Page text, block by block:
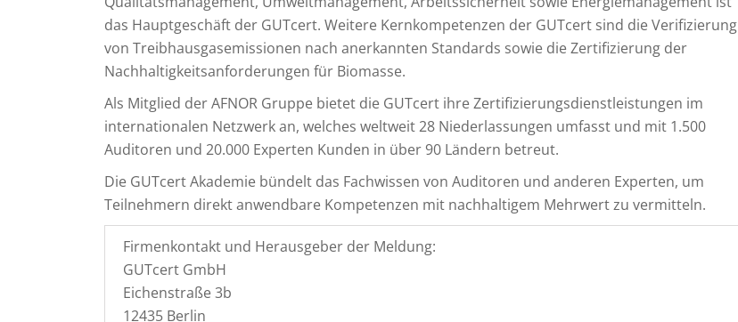
das Hauptgeschäft der GUTcert. Weitere Kernkompetenzen der GUTcert sind die Verifizierung
von Treibhausgasemissionen nach anerkannten Standards sowie die Zertifizierung der
Nachhaltigkeitsanforderungen für Biomasse.
Als Mitglied der AFNOR Gruppe bietet die GUTcert ihre Zertifizierungsdienstleistungen im
internationalen Netzwerk an, welches weltweit 28 Niederlassungen umfasst und mit 1.500
Auditoren und 20.000 Experten Kunden in über 90 Ländern betreut.
Die GUTcert Akademie bündelt das Fachwissen von Auditoren und anderen Experten, um
Teilnehmern direkt anwendbare Kompetenzen mit nachhaltigem Mehrwert zu vermitteln.
Firmenkontakt und Herausgeber der Meldung:
GUTcert GmbH
Eichenstraße 3b
12435 Berlin